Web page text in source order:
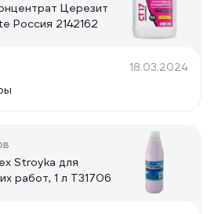
Церезит
Россия 2142162
18.03.2024
Stroyka для
работ, 1 л Т31706